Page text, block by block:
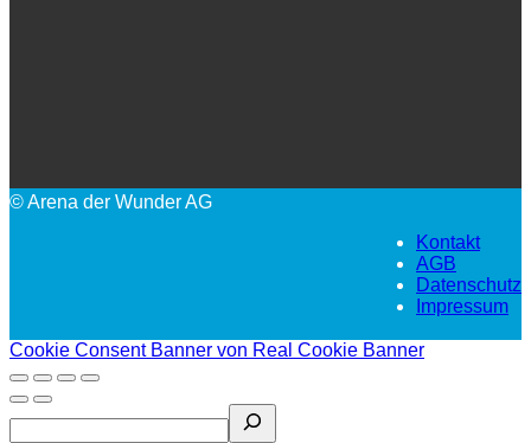
© Arena der Wunder AG
Kontakt
AGB
Datenschutz
Impressum
Cookie Consent Banner von Real Cookie Banner